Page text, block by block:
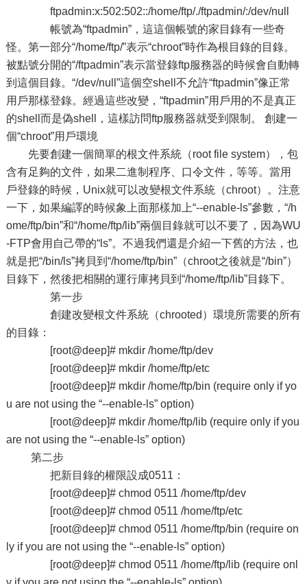
ftpadmin:x:502:502::/home/ftp/./ftpadmin/:/dev/null
帳號為“ftpadmin”，這這個帳號的家目錄有一些奇
怪。第一部分“/home/ftp/”表示“chroot”時作為根目錄的目錄。
被點號分開的“/ftpadmin”表示當登錄ftp服務器的時候會自動轉
到這個目錄。“/dev/null”這個空shell不允許“ftpadmin”像正常
用戶那樣登錄。經過這些改變，“ftpadmin”用戶用的不是真正
的shell而是偽shell，這樣訪問ftp服務器就受到限制。 創建一
個“chroot”用戶環境
先要創建一個簡單的根文件系統（root file system），包
含有足夠的文件，如果二進制程序、口令文件，等等。當用
戶登錄的時候，Unix就可以改變根文件系統（chroot）。注意
一下，如果編譯的時候象上面那樣加上“--enable-ls”參數，“/h
ome/ftp/bin”和“/home/ftp/lib”兩個目錄就可以不要了，因為WU
-FTP會用自己帶的“ls”。不過我們還是介紹一下舊的方法，也
就是把“/bin/ls”拷貝到“/home/ftp/bin”（chroot之後就是“/bin”）
目錄下，然後把相關的運行庫拷貝到“/home/ftp/lib”目錄下。
第一步
創建改變根文件系統（chrooted）環境所需要的所有
的目錄：
[root@deep]# mkdir /home/ftp/dev
[root@deep]# mkdir /home/ftp/etc
[root@deep]# mkdir /home/ftp/bin (require only if yo
u are not using the “--enable-ls” option)
[root@deep]# mkdir /home/ftp/lib (require only if you
are not using the “--enable-ls” option)
第二步
把新目錄的權限設成0511：
[root@deep]# chmod 0511 /home/ftp/dev
[root@deep]# chmod 0511 /home/ftp/etc
[root@deep]# chmod 0511 /home/ftp/bin (require on
ly if you are not using the “--enable-ls” option)
[root@deep]# chmod 0511 /home/ftp/lib (require onl